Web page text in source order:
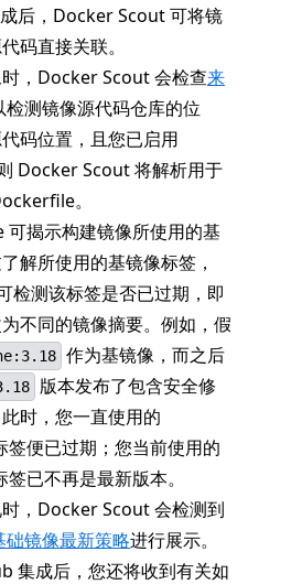
后，Docker Scout 可将镜
码直接关联。
，Docker Scout 会检查来
检测镜像源代码仓库的位
码位置，且您已启用
Docker Scout 将解析用于
。
揭示构建镜像所使用的基
解所使用的基镜像标签，
检测该标签是否已过期，即
不同的镜像摘要。例如，假
作为基镜像，而之后
版本发布了包含安全修
时，您一直使用的
签便已过期；您当前使用的
签已不再是最新版本。
，Docker Scout 会检测到
础镜像最新策略进行展示。
集成后，您还将收到有关如